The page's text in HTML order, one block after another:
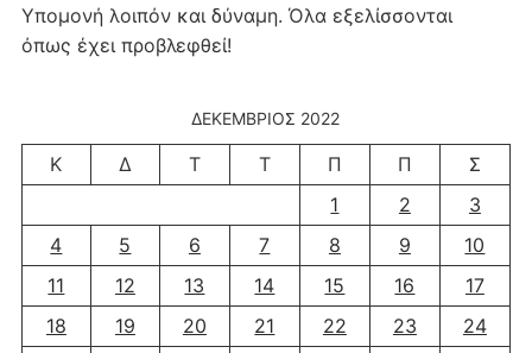
Υπομονή λοιπόν και δύναμη. Όλα εξελίσσονται
όπως έχει προβλεφθεί!
ΔΕΚΈΜΒΡΙΟΣ 2022
Κ Δ Τ Τ Π Π
Σ
1
2
3
4
5 6 7 8 9
10
11
12 13 14 15 16
17
18
19 20 21 22 23
24